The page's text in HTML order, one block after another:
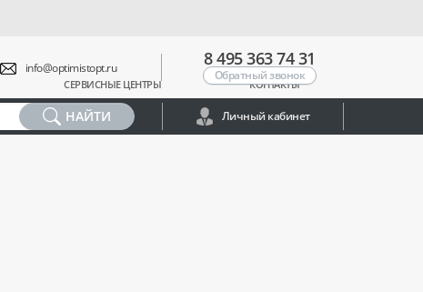
СЕРВИСНЫЕ ЦЕНТРЫ КОНТАКТЫ
info@optimistopt.ru 8 495 363 74 31
Обратный звонок
НАЙТИ Личный кабинет